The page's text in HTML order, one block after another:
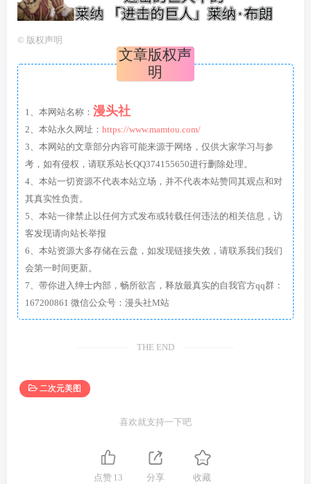
© 版权声明
文章版权声
明
1、本网站名称： 漫头社
2、本站永久网址： https://www.mamtou.com/
3、本网站的文章部分内容可能来源于网络，仅供大家学习与参
考，如有侵权，请联系站长QQ374155650进行删除处理。
4、本站一切资源不代表本站立场，并不代表本站赞同其观点和对
其真实性负责。
5、本站一律禁止以任何方式发布或转载任何违法的相关信息，访
客发现请向站长举报
6、本站资源大多存储在云盘，如发现链接失效，请联系我们我们
会第一时间更新。
7、带你进入绅士内部，畅所欲言，释放最真实的自我官方qq群：
167200861 微信公众号：漫头社M站
THE END
二次元美图
喜欢就支持一下吧
点赞 13 分享 收藏